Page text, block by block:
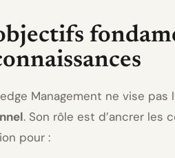
Management ne vise pas
. Son rôle est d’ancrer les
pour :